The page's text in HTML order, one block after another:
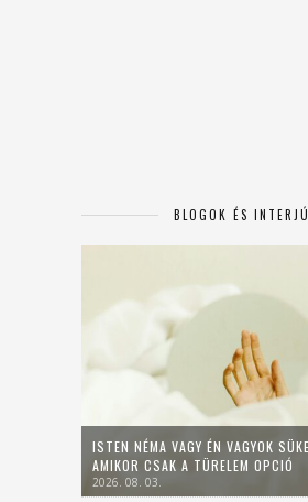
BLOGOK ÉS
ISTEN NÉMA VAGY ÉN VAGYOK
AMIKOR CSAK A TÜRELEM OPCIÓ
2026. 08. 03.